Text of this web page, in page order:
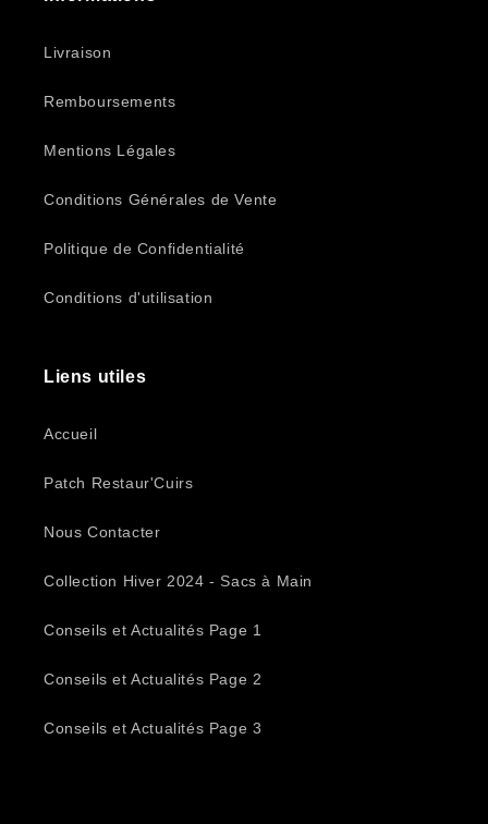
Livraison
Remboursements
Mentions Légales
Conditions Générales de Vente
Politique de Confidentialité
Conditions d'utilisation
Liens utiles
Accueil
Patch Restaur'Cuirs
Nous Contacter
Collection Hiver 2024 - Sacs à Main
Conseils et Actualités Page 1
Conseils et Actualités Page 2
Conseils et Actualités Page 3